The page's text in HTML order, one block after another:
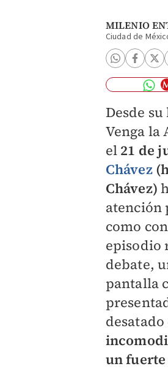
MILENIO
Ciudad de
Desde
Venga la
el 21 de
Chávez
Chávez)
atención
como
episodio
debate,
pantalla
un fuerte